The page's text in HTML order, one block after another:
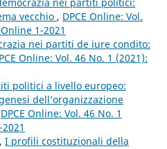
vecchio , DPCE Online: Vol.
1-2021
nei partiti de iure condito:
Online: Vol. 46 No. 1 (2021):
politici a livello europeo:
dell’organizzazione
DPCE Online: Vol. 46 No. 1
I profili costituzionali della